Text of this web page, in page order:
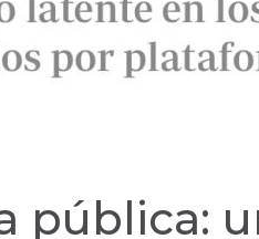
pública: